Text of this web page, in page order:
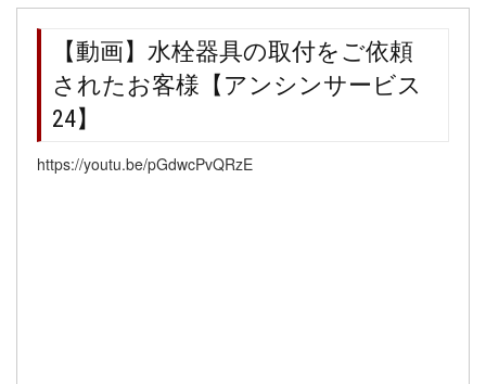
【動画】水栓器具の取付をご依頼
されたお客様【アンシンサービス
24】
https://youtu.be/pGdwcPvQRzE